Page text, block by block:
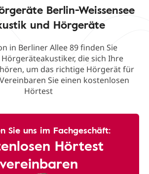
Berlin-Weissensee
und Hörgeräte
in Berliner Allee 89 finden Sie
die sich Ihre
um das richtige Hörgerät für
Sie einen kostenlosen
Hörtest
Sie uns im Fachgeschäft:
Hörtest
vereinbaren